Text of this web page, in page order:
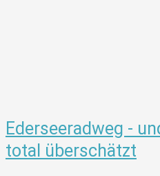
Ederseeradweg -
total überschätzt